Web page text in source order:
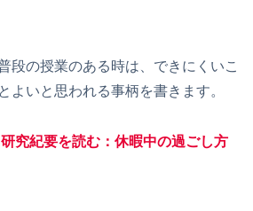
段の授業のある時は、できにくいこ
よいと思われる事柄を書きます。
究紀要を読む ：休暇中の過ごし方